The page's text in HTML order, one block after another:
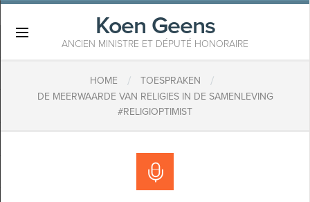
Koen Geens
ANCIEN MINISTRE ET DÉPUTÉ HONORAIRE
HOME / TOESPRAKEN /
DE MEERWAARDE VAN RELIGIES IN DE SAMENLEVING
#RELIGIOPTIMIST